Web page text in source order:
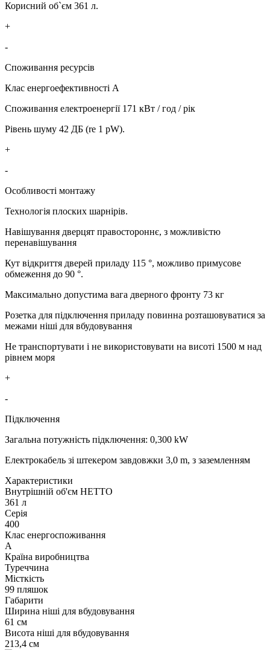
Корисний об`єм 361 л.
+
-
Споживання ресурсів
Клас енергоефективності A
Споживання електроенергії 171 кВт / год / рік
Рівень шуму 42 ДБ (re 1 pW).
+
-
Особливості монтажу
Технологія плоских шарнірів.
Навішування дверцят правостороннє, з можливістю
перенавішування
Кут відкриття дверей приладу 115 °, можливо примусове
обмеження до 90 °.
Максимально допустима вага дверного фронту 73 кг
Розетка для підключення приладу повинна розташовуватися за
межами ніші для вбудовування
Не транспортувати і не використовувати на висоті 1500 м над
рівнем моря
+
-
Підключення
Загальна потужність підключення: 0,300 kW
Електрокабель зі штекером завдовжки 3,0 m, з заземленням
Xарактеристики
Внутрішній об'єм НЕТТО
361 л
Серія
400
Клас енергоспоживання
A
Країна виробництва
Туреччина
Місткість
99 пляшок
Габарити
Ширина ніші для вбудовування
61 см
Висота ніші для вбудовування
213,4 см